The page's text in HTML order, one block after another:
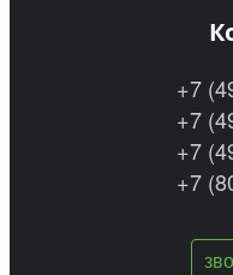
+7
+7
+7
+7